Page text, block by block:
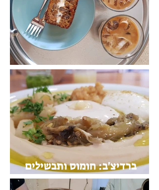
נעימה: הפסקת קפה ועוגה
ברדיצ'ב: חומוס ותבשילים
ביתיים